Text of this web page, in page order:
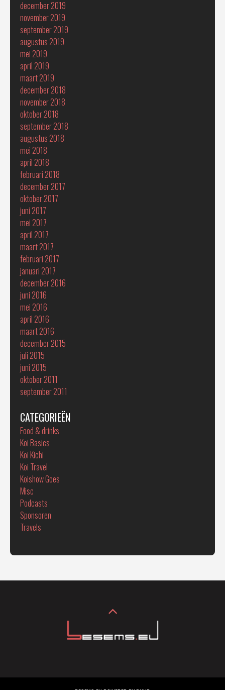
december 2019
november 2019
september 2019
augustus 2019
mei 2019
april 2019
maart 2019
december 2018
november 2018
oktober 2018
september 2018
augustus 2018
mei 2018
april 2018
februari 2018
december 2017
oktober 2017
juni 2017
mei 2017
april 2017
maart 2017
februari 2017
januari 2017
december 2016
juni 2016
mei 2016
april 2016
maart 2016
december 2015
juli 2015
juni 2015
oktober 2011
september 2011
CATEGORIEËN
Food & drinks
Koi Basics
Koi Kichi
Koi Travel
Koishow Goes
Misc
Podcasts
Sponsoren
Travels